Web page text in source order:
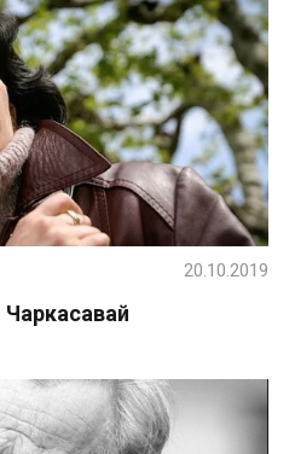
Чаркасавай
20.10.2019